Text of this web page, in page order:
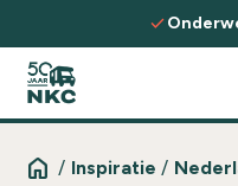
Spring naar de inhoud
Onderweg
home / Inspiratie /